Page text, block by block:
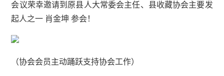
会议荣幸邀请到原县人大常委会主任、县收藏协会主要发
起人之一 肖金坤 参会！
（协会会员主动踊跃支持协会工作）